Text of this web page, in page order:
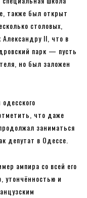
также был открыт
столовых,
II, что в
парк — пусть
но был заложен
что даже
заниматься
депутат в Одессе.
ампира со всей его
утончённостью и